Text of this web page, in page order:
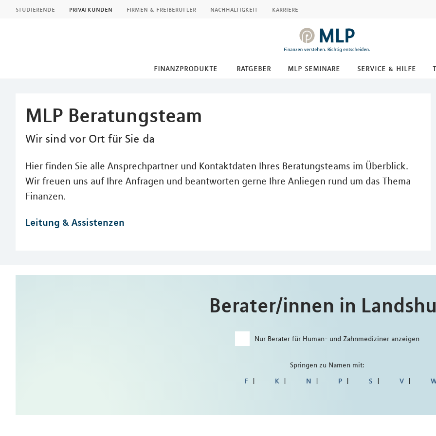
studierende privatkunden firmen & freiberufler nachhaltigkeit karriere
finanzprodukte ratgeber mlp seminare service & hilfe
MLP Beratungsteam
Wir sind vor Ort für Sie da
Hier finden Sie alle Ansprechpartner und Kontaktdaten Ihres Beratungsteams im Überblick.
Wir freuen uns auf Ihre Anfragen und beantworten gerne Ihre Anliegen rund um das Thema
Finanzen.
Leitung & Assistenzen
Berater/innen in
Nur Berater für Human- und Zahnmediziner anzeigen
Springen zu Namen mit:
F
K N P S V